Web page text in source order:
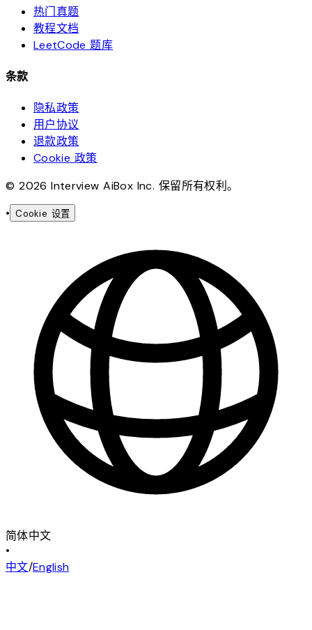
热门真题
教程文档
LeetCode 题库
条款
隐私政策
用户协议
退款政策
Cookie 政策
© 2026 Interview AiBox Inc. 保留所有权利。
• Cookie 设置
简体中文
•
中文/English